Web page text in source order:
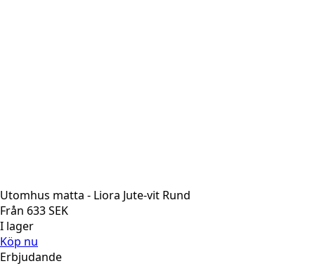
Utomhus matta - Liora Jute-vit Rund
Från 633SEK
I lager
Köp nu
Erbjudande